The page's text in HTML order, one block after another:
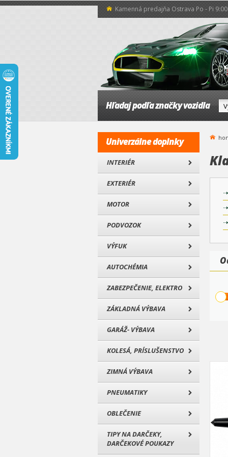
Kamenná predajňa Ostrava Po - Pi
Hľadaj podľa značky vozidla
Univerzálne doplnky
INTERIÉR
EXTERIÉR
MOTOR
PODVOZOK
VÝFUK
AUTOCHÉMIA
ZABEZPEČENIE, ELEKTRO
ZÁKLADNÁ VÝBAVA
GARÁŽ- VÝBAVA
KOLESÁ, PRÍSLUŠENSTVO
ZIMNÁ VÝBAVA
PNEUMATIKY
OBLEČENIE
TIPY NA DARČEKY,
DARČEKOVÉ POUKAZY